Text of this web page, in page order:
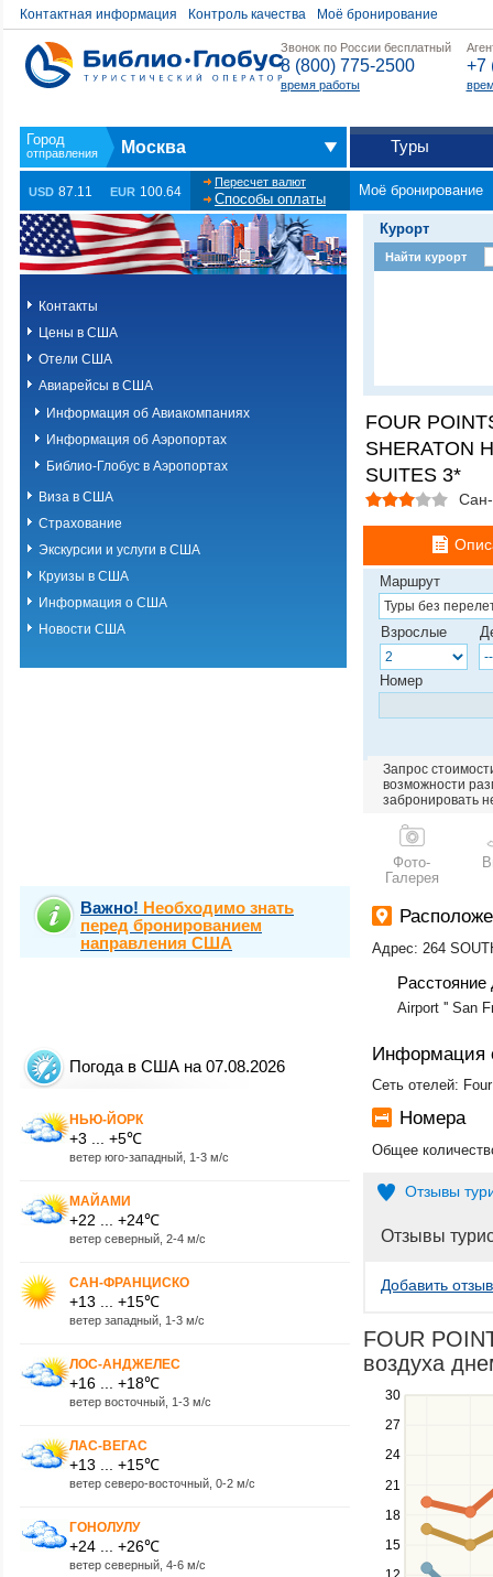
Контактная информация Контроль качества Моё бронирование
Звонок по России бесплатный
8 (800) 775-2500
время работы
+7
Москва Туры
USD 87.11 EUR 100.64
Пересчет валют
Способы оплаты
Моё бронирование
Контакты
Цены в США
Отели США
Авиарейсы в США
Информация об Авиакомпаниях
Информация об Аэропортах
Библио-Глобус в Аэропортах
Виза в США
Страхование
Экскурсии и услуги в США
Круизы в США
Информация о США
Новости США
Важно! Необходимо знать
перед бронированием
направления США
Погода в США на 07.08.2026
НЬЮ-ЙОРК
+3 ... +5℃
ветер юго-западный, 1-3 м/с
МАЙАМИ
+22 ... +24℃
ветер северный, 2-4 м/с
САН-ФРАНЦИСКО
+13 ... +15℃
ветер западный, 1-3 м/с
ЛОС-АНДЖЕЛЕС
+16 ... +18℃
ветер восточный, 1-3 м/с
ЛАС-ВЕГАС
+13 ... +15℃
ветер северо-восточный, 0-2 м/с
ГОНОЛУЛУ
+24 ... +26℃
ветер северный, 4-6 м/с
Курорт
Найти курорт
FOUR
SHERATON
SUITES 3*
Маршрут
Взрослые
Номер
Запрос
возможности
забронировать
Фото-
Галерея
Адрес: 264
Расстояние
Airport '' San
Информация
Сеть отелей:
Номера
Общее
Отзывы
Отзывы
Добавить отзыв
FOUR
воздуха
15
18
21
24
27
30
Use
the
and
down
to
navigate
between